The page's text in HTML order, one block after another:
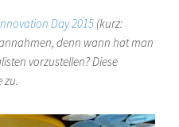
Day 2015 (kurz:
denn wann hat man
vorzustellen? Diese
zu.